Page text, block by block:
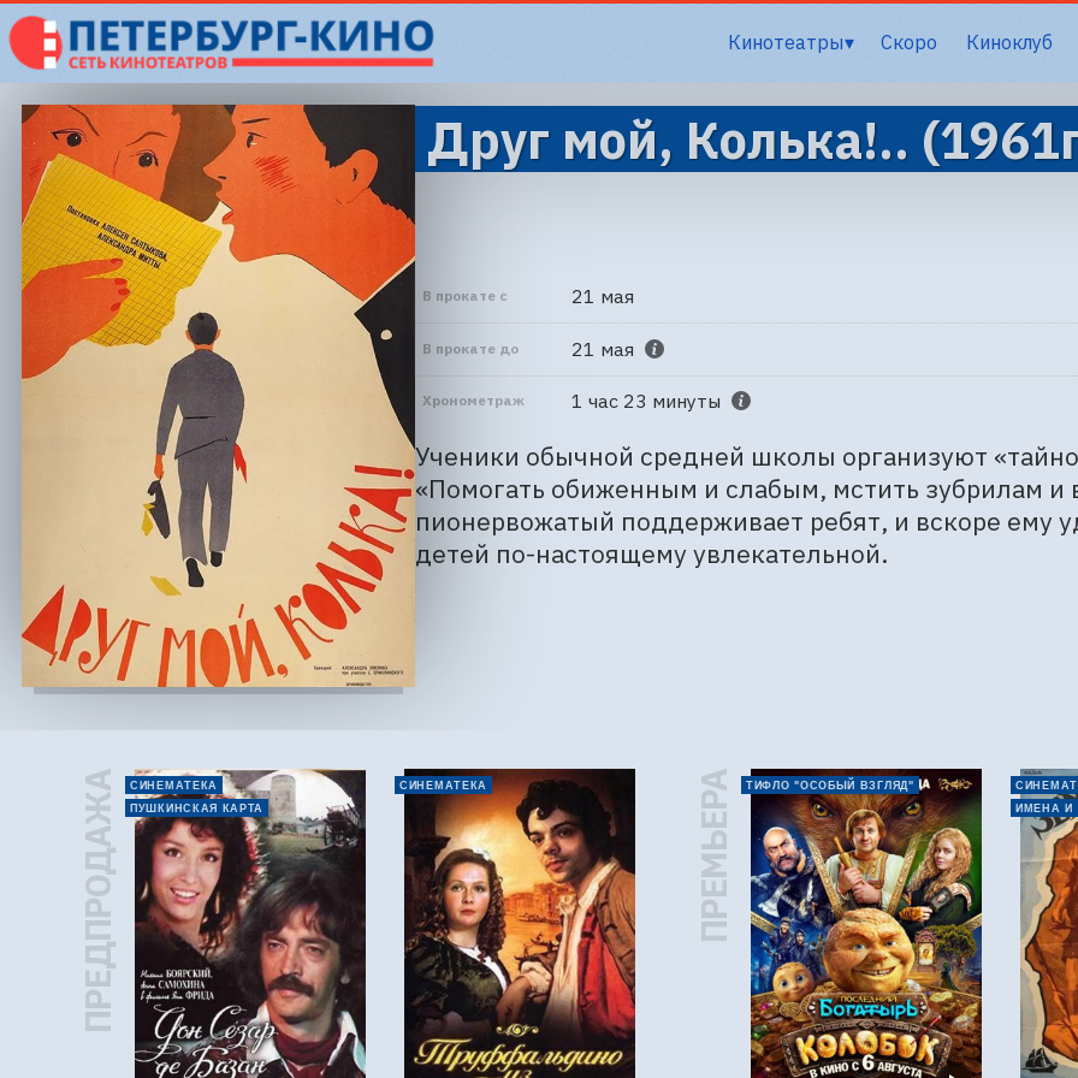
Кинотеатры Скоро Киноклуб
Друг мой, Колька!..
В прокате с 21 мая
В прокате до 21 мая
Хронометраж 1 час 23 минуты
Ученики обычной средней школы организуют
«Помогать обиженным и слабым, мстить зубрилам
пионервожатый поддерживает ребят, и вскоре ему
детей по-настоящему увлекательной.
ПРЕДПРОДАЖА
СИНЕМАТЕКА
ПУШКИНСКАЯ КАРТА
СИНЕМАТЕКА ПРЕМЬЕРА ТИФЛО "ОСОБЫЙ ВЗГЛЯД"
ИМЕНА И